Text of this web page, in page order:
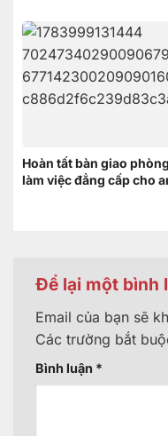
Hoàn tất bàn giao phòng
làm việc đẳng cấp cho
Để lại một bình
Email của bạn sẽ
Các trường bắt
Bình luận *